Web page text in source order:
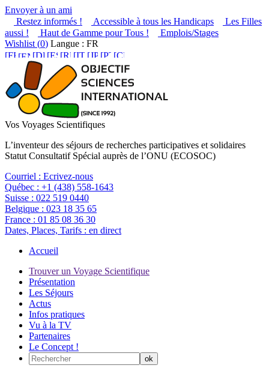
Envoyer à un ami
Restez informés !
Accessible à tous les Handicaps
Les Filles
aussi !
Haut de Gamme pour Tous !
Emplois/Stages
Wishlist (0) Langue : FR
Vos Voyages Scientifiques
L’inventeur des séjours de recherches participatives et solidaires
Statut Consultatif Spécial auprès de l’ONU (ECOSOC)
Courriel : Ecrivez-nous
Québec : +1 (438) 558-1643
Suisse : 022 519 0440
Belgique : 023 18 35 65
France : 01 85 08 36 30
Dates, Places, Tarifs : en direct
Accueil
Trouver un Voyage Scientifique
Présentation
Les Séjours
Actus
Infos pratiques
Vu à la TV
Partenaires
Le Concept !